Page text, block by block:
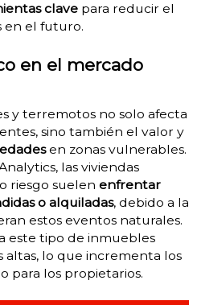
clavepara reducir el
en el futuro.
en el mercado
y terremotos no solo afecta
sino también el valor y
en zonas vulnerables.
las viviendas
riesgo suelen enfrentar
o alquiladas, debido a la
estos eventos naturales.
este tipo de inmuebles
altas, lo que incrementa los
para los propietarios.